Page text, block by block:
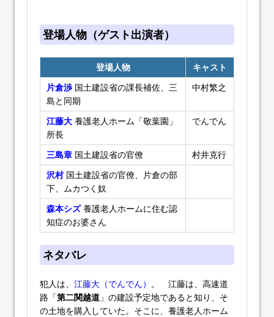
登場人物（ゲスト出演者）
登場人物
キャスト
片倉渉国土建設省の課長補佐、三
島と同期
中村繁之
江藤大 養護老人ホーム「敬葉園」
所長
でんでん
三島章 国土建設省の官僚
村井克行
沢村国土建設省の官僚、片倉の部
下、ムカつく奴
森本シズ養護老人ホームに住む認
知症のお婆さん
ネタバレ
犯人は、 江藤大（でんでん） 。 江藤は、高速道
路「第二関越道 」の建設予定地であると知り、そ
の土地を購入していた。そこに、養護老人ホーム